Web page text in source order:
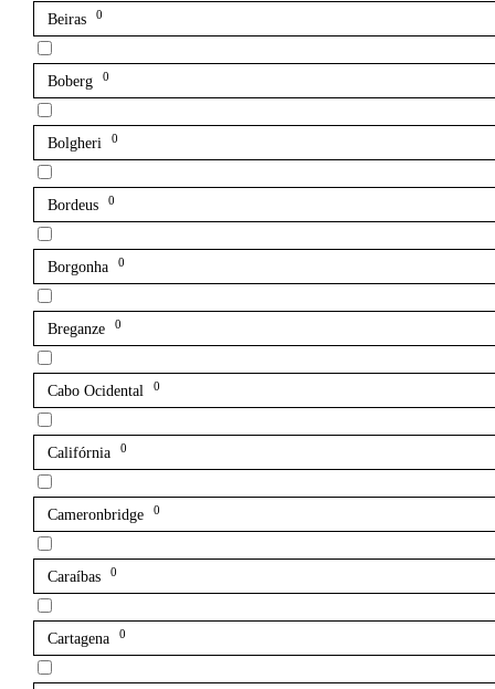
Beiras 0
Boberg 0
Bolgheri 0
Bordeus 0
Borgonha 0
Breganze 0
Cabo Ocidental 0
Califórnia 0
Cameronbridge 0
Caraíbas 0
Cartagena 0